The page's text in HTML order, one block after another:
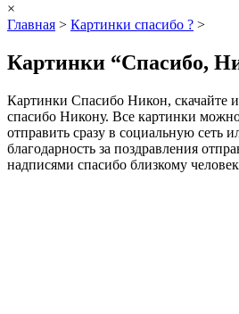
×
Главная > Картинки спасибо ? >
Картинки “Спасибо,
Картинки Спасибо Никон, скачайте
спасибо Никону. Все картинки
отправить сразу в социальную сеть
благодарность за поздравления
надписями спасибо близкому